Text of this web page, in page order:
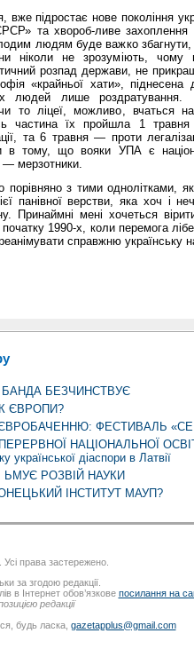
вже підростає нове покоління
та хвороб-ливе
людям буде важко збагнути,
ніколи не зрозуміють, чому
розпад держави, не
«крайньої хати», піднесена
людей лише
то ліцеї, можливо, вчаться
частина їх пройшла 1
та 6 травня — проти
в тому, що вояки УПА є
— мерзотники.
порівняно з тими однолітками,
панівної верстви, яка хоч і
Принаймні мені хочеться
1990-х, коли перемога
справжню українську
БЕЗЧИНСТВУЄ
ЄВРОПИ?
ФЕСТИВАЛЬ
НАЦІОНАЛЬНОЇ ОСВІТИ
української діаспори в Латвії
ЬМУЄ РОЗВІЙ НАУКИ
ІНСТИТУТ МАУП?
права застережено.
за згодою редакції.
в Інтернет обов’язкове посилання на
редакції
будь ласка, gazetapplus@gmail.com